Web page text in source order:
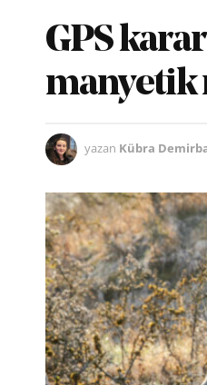
GPS
manyetik
yazan Kübra